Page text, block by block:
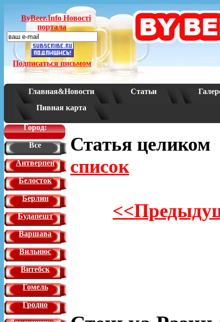
ByBeer.Info Новостi
портала
Подписаться письмом
Главная&Новости Статьи
Пивная карта
Город:
Все
Антверпен
Белосток
Берлин
Будапешт
Варшава
Вильнюс
Витебск
Гомель
Гродно
Статья
список